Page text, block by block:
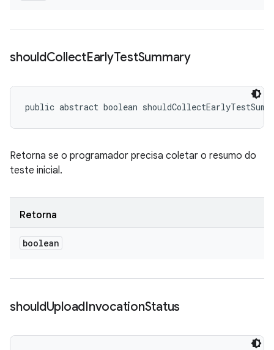
shouldCollectEarlyTestSummary
public abstract boolean
Retorna se o programador precisa coletar o resumo do
teste inicial.
Retorna
boolean
shouldUploadInvocationStatus